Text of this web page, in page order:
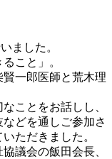
ました。
こと」。
一郎医師と荒木理
ことをお話しし、
どを通しご参加さ
ただきました。
議会の飯田会長、